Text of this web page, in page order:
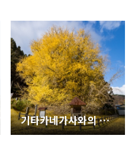
기타카네가사와의 거대 은행나무